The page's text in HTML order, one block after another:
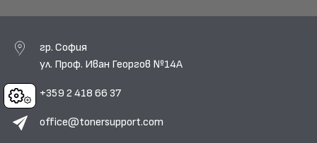
Cookies
гр. София
ул. Проф. Иван Георгов №14А
+359 2 418 66 37
office@tonersupport.com